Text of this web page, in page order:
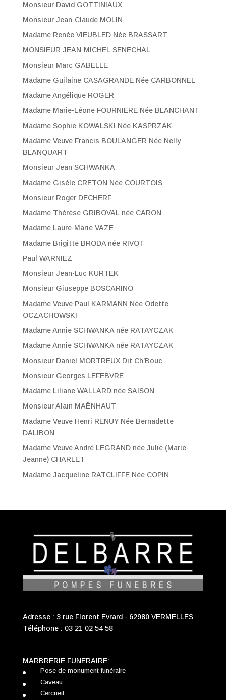
Monsieur David GOTTINIAUX
Monsieur Jean-Claude MOLIN
Madame Renée VIEUBLED Née BRASSART
MONSIEUR JEAN-MICHEL SENECHAL
Monsieur Marc GABELLE
Madame Guilaine CASAGRANDE Née CARBONNEL
Madame Angélique ROGER
Madame Marie-Léone FOURNIERE Née BLANCHANT
Madame Sophie KOWALSKI Née KASPRZAK
Madame Veuve Francis BOULANGER Née Nelly
BLANQUART
Monsieur Jean SCHWANKA
Madame Gisèle CRETON Née COURTOIS
Monsieur Roger DECHERF
Madame Thérèse GRIBOVAL née CARON
Madame Laure-Marie VAZE
Madame Brigitte BRODA née RIVOT
Paul WARNIEZ
Monsieur Jean-Luc KURTEK
Monsieur Giuseppe BOSCARINO
Madame Veuve Paul KARMANN Née Odette
OCZACHOWSKI
Madame Annie SCHWANKA née RATAYCZAK
Madame Annie SCHWANKA née RATAYCZAK
Monsieur Daniel MORTREUX Dit Ch’Bouc
Monsieur Georges LEFEBVRE
Madame Liliane WALLARD née SAISON
Monsieur Alain MAËNHAUT
Madame Veuve Henri RENUY Née Bernadette
DALIBON
Madame Veuve André LEGRAND née Julie (Marie-
Jeanne) CHARLET
Madame Jacqueline RATCLIFFE Née COPIN
Adresse : 3 rue Florent Evrard - 62980 VERMELLES
Téléphone : 03 21 02 54 58
MARBRERIE FUNERAIRE:
Pose de monument funéraire
Caveau
Cercueil